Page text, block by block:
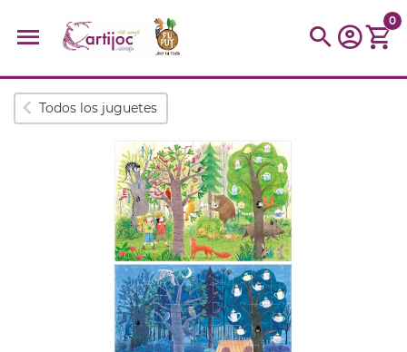
Búsquedas populares
Parchís Moulin
montessori
kidynight Puzzle
Botella
0
Todos los juguetes